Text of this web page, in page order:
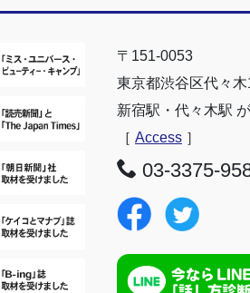
〒151-0053
東京都渋谷区代々
新宿駅・代々木駅
［ Access］
03-3375-